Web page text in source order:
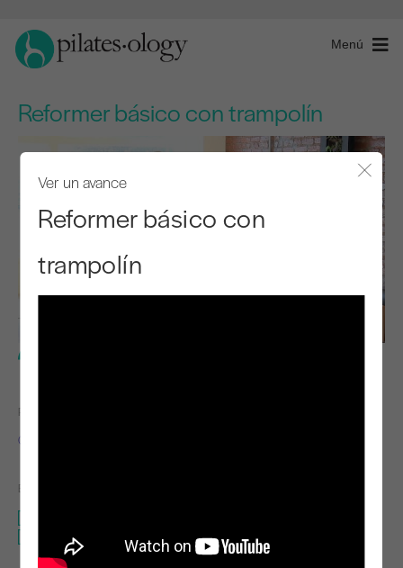
Menú
Reformer básico con trampolín
Ver un avance
Reformer básico con
trampolín
PROFESOR
Cary Regan
EQUIPO NECESARIO
Tablero de salto